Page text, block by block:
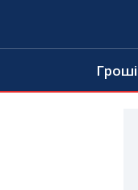
Гроші